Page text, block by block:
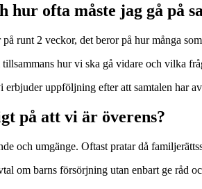
hur ofta måste jag gå på
runt 2 veckor, det beror på hur många
hur vi ska gå vidare och vilka
uppföljning efter att samtalen har
på att vi är överens?
och umgänge. Oftast pratar då
om barns försörjning utan enbart ge råd